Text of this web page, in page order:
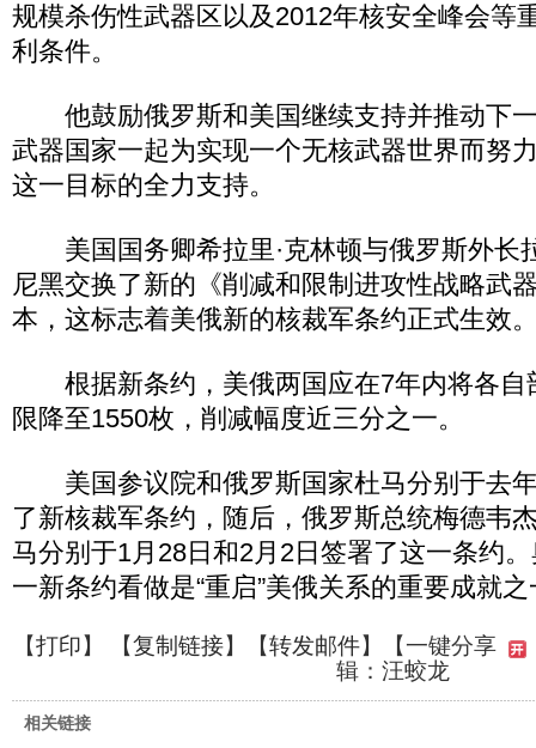
规模杀伤性武器区以及2012年核安全峰会等
利条件。
他鼓励俄罗斯和美国继续支持并推动下
武器国家一起为实现一个无核武器世界而努
这一目标的全力支持。
美国国务卿希拉里·克林顿与俄罗斯外长
尼黑交换了新的《削减和限制进攻性战略武
本，这标志着美俄新的核裁军条约正式生效
根据新条约，美俄两国应在7年内将各自
限降至1550枚，削减幅度近三分之一。
美国参议院和俄罗斯国家杜马分别于去
了新核裁军条约，随后，俄罗斯总统梅德韦
马分别于1月28日和2月2日签署了这一条约
一新条约看做是“重启”美俄关系的重要成就
【打印】 【复制链接】【转发邮件】
【一键分享
辑：汪蛟龙
相关链接